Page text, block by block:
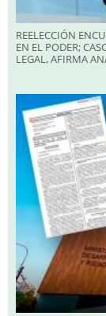
REELECCIÓN
EN EL PODER;
LEGAL, AFIRMA